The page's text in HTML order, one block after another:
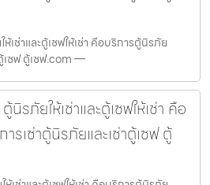
ช่าและตู้เซฟให้เช่า คือบริการตู้นิรภัย
เซฟ ตู้เซฟ.com —
รภัยให้เช่าและตู้เซฟให้เช่า คือ
รเช่าตู้นิรภัยและเช่าตู้เซฟ ตู้